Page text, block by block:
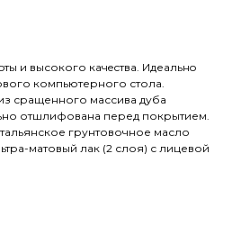
и высокого кaчeствa. Идеaльнo
компьютерного стола.
сращенного массива дуба
отшлифована перед покрытием.
грунтовочное масло
матовый лак (2 слоя) с лицевой